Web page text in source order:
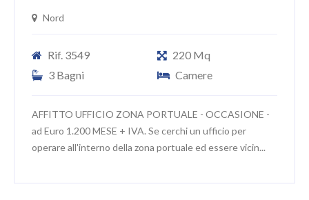
Nord
Rif. 3549
220 Mq
3 Bagni
Camere
AFFITTO UFFICIO ZONA PORTUALE - OCCASIONE -
ad Euro 1.200 MESE + IVA. Se cerchi un ufficio per
operare all'interno della zona portuale ed essere vicin...